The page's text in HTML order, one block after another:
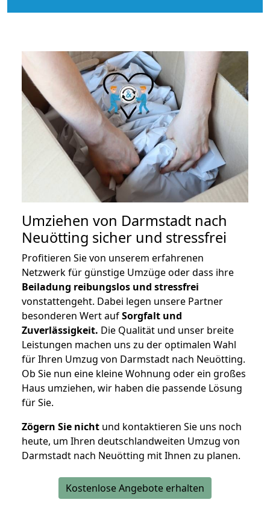
Umziehen von Darmstadt nach
Neuötting sicher und stressfrei
Profitieren Sie von unserem erfahrenen
Netzwerk für günstige Umzüge oder dass ihre
Beiladung reibungslos und stressfrei
vonstattengeht. Dabei legen unsere Partner
besonderen Wert aufSorgfalt und
Zuverlässigkeit. Die Qualität und unser breite
Leistungen machen uns zu der optimalen Wahl
für Ihren Umzug von Darmstadt nach Neuötting.
Ob Sie nun eine kleine Wohnung oder ein großes
Haus umziehen, wir haben die passende Lösung
für Sie.
Zögern Sie nicht und kontaktieren Sie uns noch
heute, um Ihren deutschlandweiten Umzug von
Darmstadt nach Neuötting mit Ihnen zu planen.
Kostenlose Angebote erhalten